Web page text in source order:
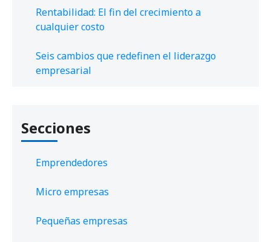
Rentabilidad: El fin del crecimiento a
cualquier costo
Seis cambios que redefinen el liderazgo
empresarial
Secciones
Emprendedores
Micro empresas
Pequeñas empresas